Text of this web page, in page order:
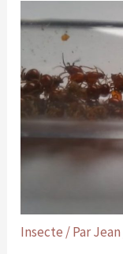
Insecte / ParJean